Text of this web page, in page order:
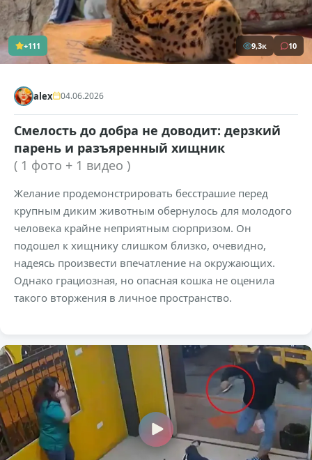
+111 9,3к 10
alex 04.06.2026
Смелость до добра не доводит: дерзкий
парень и разъяренный хищник
( 1 фото + 1 видео )
Желание продемонстрировать бесстрашие перед
крупным диким животным обернулось для молодого
человека крайне неприятным сюрпризом. Он
подошел к хищнику слишком близко, очевидно,
надеясь произвести впечатление на окружающих.
Однако грациозная, но опасная кошка не оценила
такого вторжения в личное пространство.